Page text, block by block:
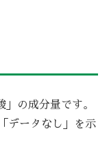
」の成分量です。
ータなし」を示